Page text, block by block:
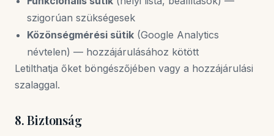
szigorúan szükségesek
Közönségmérési sütik (Google Analytics
névtelen) — hozzájárulásához kötött
Letilthatja őket böngészőjében vagy a hozzájárulási
szalaggal.
8. Biztonság